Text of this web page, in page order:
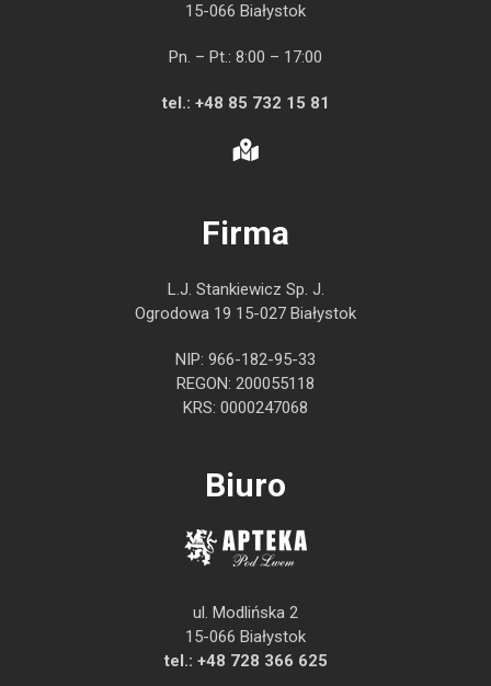
15-066 Białystok
Pn. – Pt.: 8:00 – 17:00
tel.: +48 85 732 15 81
Firma
L.J. Stankiewicz Sp. J.
Ogrodowa 19 15-027 Białystok
NIP: 966-182-95-33
REGON: 200055118
KRS: 0000247068
Biuro
ul. Modlińska 2
15-066 Białystok
tel.: +48 728 366 625